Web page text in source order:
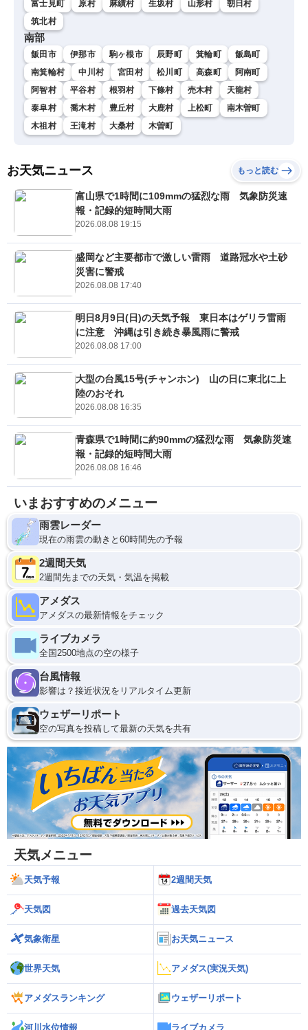
富士見町 原村 麻績村 生坂村 山形村
朝日村
筑北村
南部
飯田市 伊那市 駒ヶ根市 辰野町 箕輪町
飯島町
南箕輪村
中川村 宮田村 松川町 高森町
阿南町
阿智村
平谷村 根羽村 下條村 売木村
天龍村
泰阜村
喬木村 豊丘村 大鹿村 上松町
南木曽町
木祖村
王滝村 大桑村 木曽町
お天気ニュース もっと読む
富山県で1時間に109mmの猛烈な雨 気象防災速
報・記録的短時間大雨
2026.08.08 19:15
盛岡など主要都市で激しい雷雨 道路冠水や土砂
災害に警戒
2026.08.08 17:40
明日8月9日(日)の天気予報 東日本はゲリラ雷雨
に注意 沖縄は引き続き暴風雨に警戒
2026.08.08 17:00
大型の台風15号(チャンホン) 山の日に東北に上
陸のおそれ
2026.08.08 16:35
青森県で1時間に約90mmの猛烈な雨 気象防災速
報・記録的短時間大雨
2026.08.08 16:46
いまおすすめのメニュー
雨雲レーダー
現在の雨雲の動きと60時間先の予報
2週間天気
2週間先までの天気・気温を掲載
アメダス
アメダスの最新情報をチェック
ライブカメラ
全国2500地点の空の様子
台風情報
影響は？接近状況をリアルタイム更新
ウェザーリポート
空の写真を投稿して最新の天気を共有
天気メニュー
天気予報 2週間天気
天気図 過去天気図
気象衛星 お天気ニュース
世界天気 アメダス(実況天気)
アメダスランキング ウェザーリポート
河川水位情報 ライブカメラ